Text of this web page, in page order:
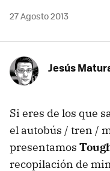
27 Agosto 2013
Jesús
Si eres de los que
el autobús / tren /
presentamos
recopilación de